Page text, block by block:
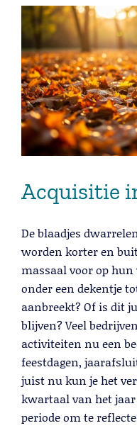
Acquisitie
De blaadjes
worden korter en
massaal voor op
onder een dekentje
aanbreekt? Of is dit
blijven? Veel
activiteiten nu een
feestdagen,
juist nu kun je het
kwartaal van het
periode om te